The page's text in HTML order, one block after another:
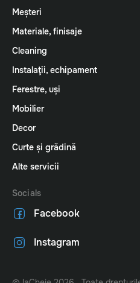
Meșteri
Materiale, finisaje
Cleaning
Instalaţii, echipament
Ferestre, uși
Mobilier
Decor
Curte și grădină
Alte servicii
Socials
Facebook
Instagram